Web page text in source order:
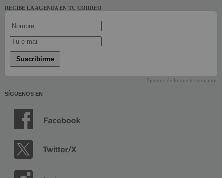
RECIBE LA AGENDA EN TU CORREO
Suscribirme
Ejemplo de lo que te enviamos
SÍGUENOS EN